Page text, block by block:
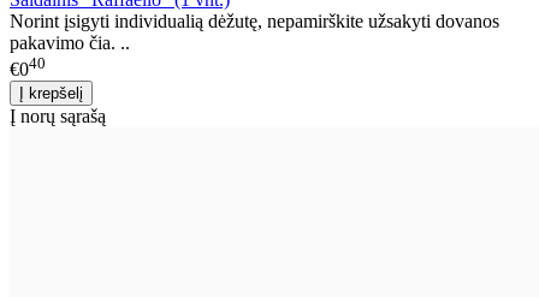
Norint įsigyti individualią dėžutę, nepamirškite užsakyti dovanos
pakavimo čia. ..
€040
Į norų sąrašą